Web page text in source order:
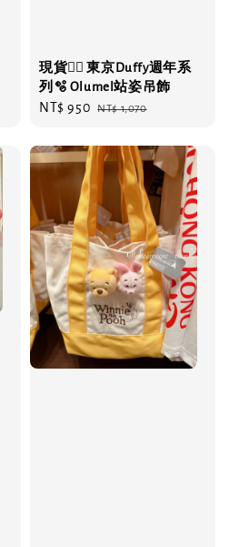
現貨❤️‍🔥 東京Duffy週年系
列🫧 Olumel站姿吊飾
Sale
NT$ 950 Regular
NT$ 1,070